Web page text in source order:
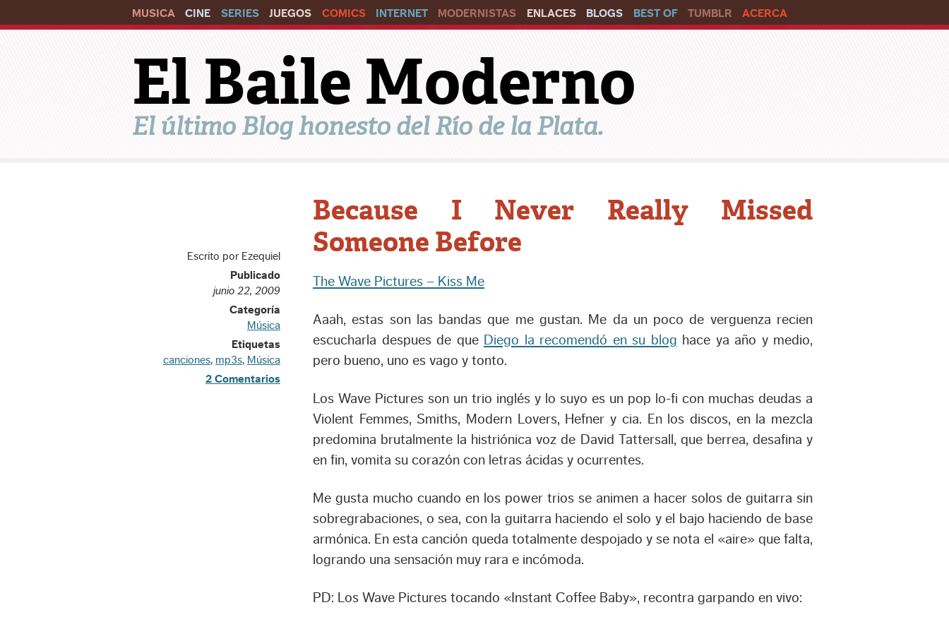
MUSICA CINE SERIES JUEGOS COMICS INTERNET MODERNISTAS ENLACES BLOGS BEST OF TUMBLR ACERCA
El Baile Moderno
El último Blog honesto del Río de la Plata.
Escrito por Ezequiel
Publicado
junio 22, 2009
Categoría
Música
Etiquetas
canciones, mp3s, Música
2 Comentarios
Because I Never Really Missed
Someone Before
The Wave Pictures – Kiss Me
Aaah, estas son las bandas que me gustan. Me da un poco de verguenza recien
escucharla despues de que Diego la recomendó en su blog hace ya año y medio,
pero bueno, uno es vago y tonto.
Los Wave Pictures son un trio inglés y lo suyo es un pop lo-fi con muchas deudas a
Violent Femmes, Smiths, Modern Lovers, Hefner y cia. En los discos, en la mezcla
predomina brutalmente la histriónica voz de David Tattersall, que berrea, desafina y
en fin, vomita su corazón con letras ácidas y ocurrentes.
Me gusta mucho cuando en los power trios se animen a hacer solos de guitarra sin
sobregrabaciones, o sea, con la guitarra haciendo el solo y el bajo haciendo de base
armónica. En esta canción queda totalmente despojado y se nota el «aire» que falta,
logrando una sensación muy rara e incómoda.
PD: Los Wave Pictures tocando «Instant Coffee Baby», recontra garpando en vivo: